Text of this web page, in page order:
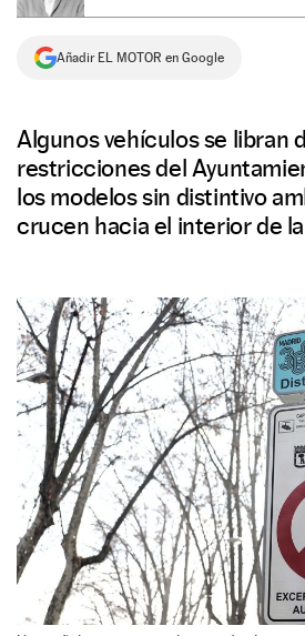
Añadir EL MOTOR en Google
Algunos vehículos se libran
restricciones del
los modelos sin distintivo
crucen hacia el interior de